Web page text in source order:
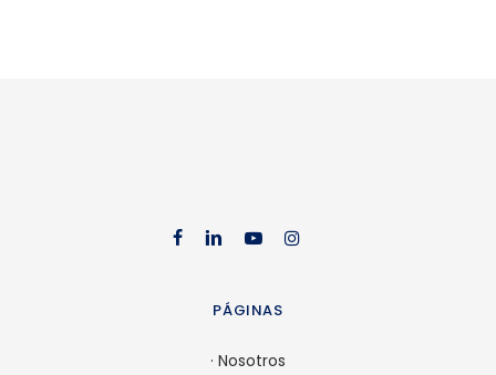
facebook
linkedin
youtube
PÁGINAS
· Nosotros